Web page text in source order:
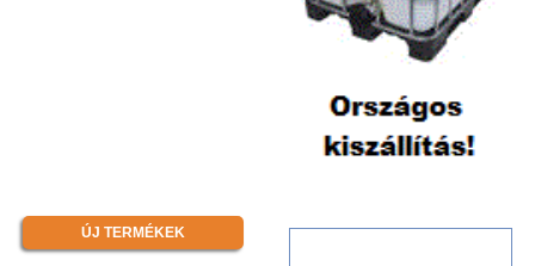
ÚJ TERMÉKEK